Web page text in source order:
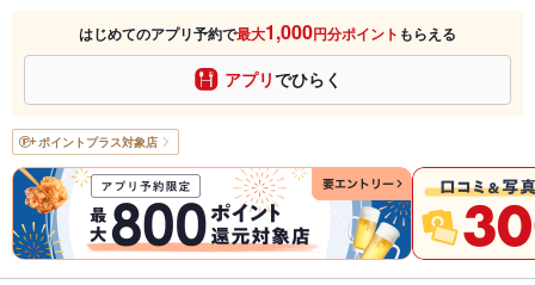
はじめてのアプリ予約で最大1,000円分ポイント もらえる
アプリでひらく
ポイントプラス対象店